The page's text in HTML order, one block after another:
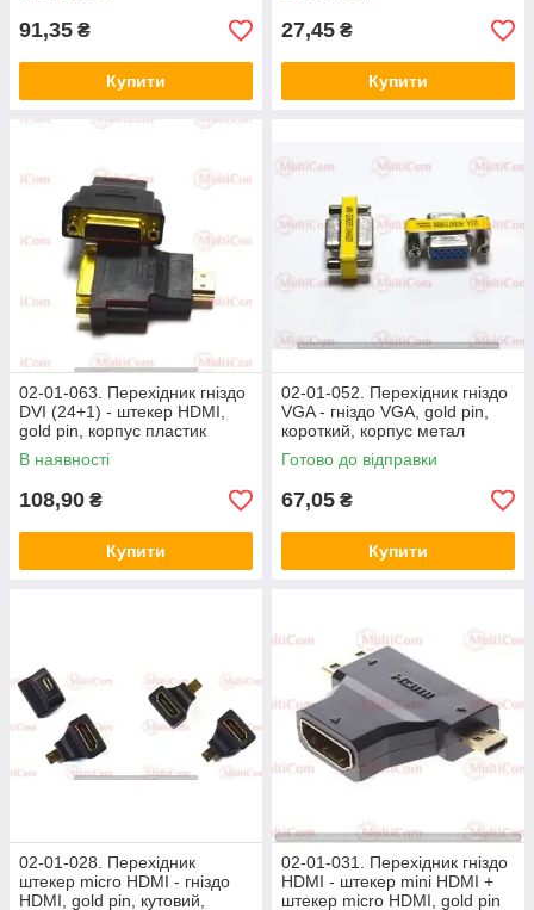
91,35 ₴
Купити
27,45 ₴
Купити
02-01-063. Перехідник гніздо
DVI (24+1) - штекер HDMI,
gold pin, корпус пластик
В наявності
108,90 ₴
Купити
02-01-052. Перехідник гніздо
VGA - гніздо VGA, gold pin,
короткий, корпус метал
Готово до відправки
67,05 ₴
Купити
02-01-028. Перехідник
штекер micro HDMI - гніздо
HDMI, gold pin, кутовий,
02-01-031. Перехідник гніздо
HDMI - штекер mini HDMI +
штекер micro HDMI, gold pin